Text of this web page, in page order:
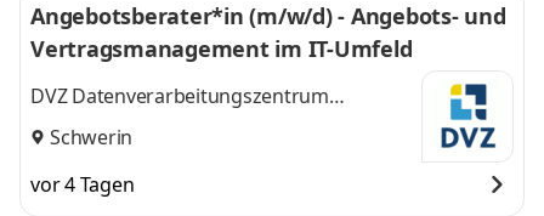
Angebotsberater*in (m/w/d) - Angebots- und
Vertragsmanagement im IT-Umfeld
DVZ Datenverarbeitungszentrum
Mecklenburg-Vorpommern GmbH
Schwerin
vor 4 Tagen